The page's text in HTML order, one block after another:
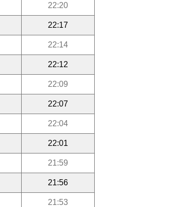
22:20
22:17
22:14
22:12
22:09
22:07
22:04
22:01
21:59
21:56
21:53